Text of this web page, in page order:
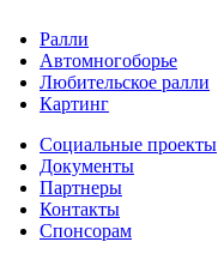
Ралли
Автомногоборье
Любительское ралли
Картинг
Социальные проекты
Документы
Партнеры
Контакты
Спонсорам